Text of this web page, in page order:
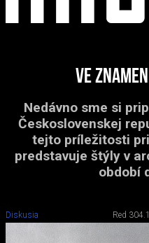
Ve
Nedávno sme si
Československej
tejto príležitosti
predstavuje štýly v
období
Diskusia Red 3